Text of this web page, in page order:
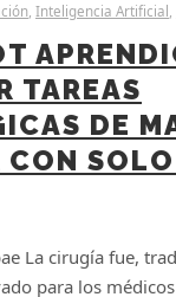
Inteligencia Artificial
TAREAS
DE
CON
La cirugía fue,
para los